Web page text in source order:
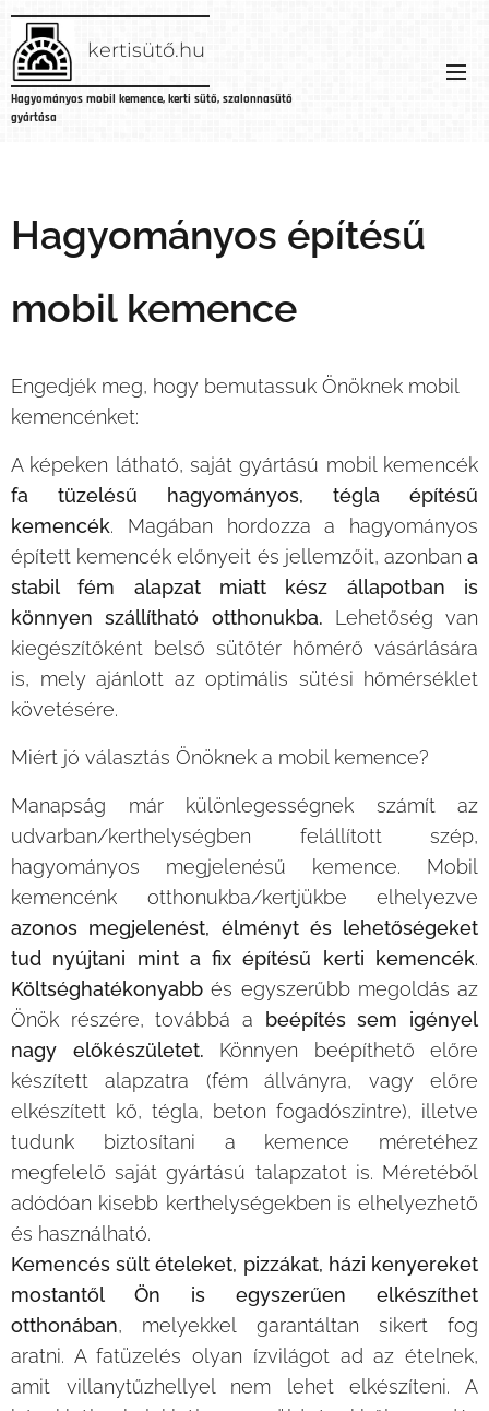
kertisütő.hu
Hagyományos mobil kemence, kerti sütő, szalonnasütő
gyártása
Hagyományos építésű
mobil kemence
Engedjék meg, hogy bemutassuk Önöknek mobil
kemencénket:
A képeken látható, saját gyártású mobil kemencék
fa tüzelésű hagyományos, tégla építésű
kemencék. Magában hordozza a hagyományos
épített kemencék előnyeit és jellemzőit, azonban a
stabil fém alapzat miatt kész állapotban is
könnyen szállítható otthonukba. Lehetőség van
kiegészítőként belső sütőtér hőmérő vásárlására
is, mely ajánlott az optimális sütési hőmérséklet
követésére.
Miért jó választás Önöknek a mobil kemence?
Manapság már különlegességnek számít az
udvarban/kerthelységben felállított szép,
hagyományos megjelenésű kemence. Mobil
kemencénk otthonukba/kertjükbe elhelyezve
azonos megjelenést, élményt és lehetőségeket
tud nyújtani mint a fix építésű kerti kemencék.
Költséghatékonyabb és egyszerűbb megoldás az
Önök részére, továbbá a
beépítés sem igényel
nagy előkészületet. Könnyen beépíthető előre
készített alapzatra (fém állványra, vagy előre
elkészített kő, tégla, beton fogadószintre), illetve
tudunk biztosítani a kemence méretéhez
megfelelő saját gyártású talapzatot is. Méretéből
adódóan kisebb kerthelységekben is elhelyezhető
és használható.
Kemencés sült ételeket, pizzákat, házi kenyereket
mostantől Ön is egyszerűen elkészíthet
otthonában, melyekkel garantáltan sikert fog
aratni. A fatüzelés olyan ízvilágot ad az ételnek,
amit villanytűzhellyel nem lehet elkészíteni. A